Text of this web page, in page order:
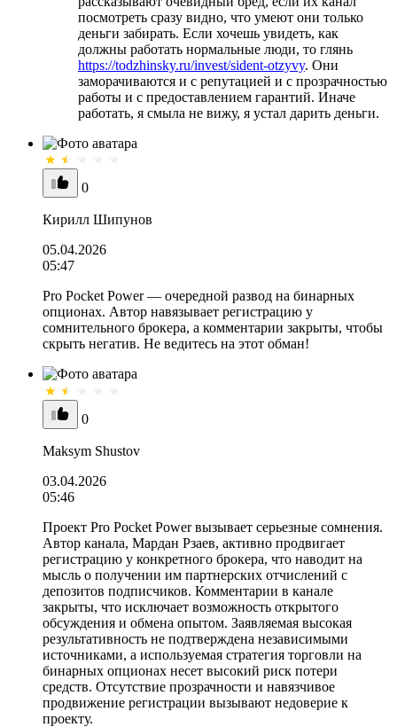
посмотреть сразу видно, что умеют они только
деньги забирать. Если хочешь увидеть, как
должны работать нормальные люди, то глянь
https://todzhinsky.ru/invest/sident-otzyvy. Они
заморачиваются и с репутацией и с прозрачностью
работы и с предоставлением гарантий. Иначе
работать, я смыла не вижу, я устал дарить деньги.
0
Кирилл Шипунов
05.04.2026
05:47
Pro Pocket Power — очередной развод на бинарных
опционах. Автор навязывает регистрацию у
сомнительного брокера, а комментарии закрыты, чтобы
скрыть негатив. Не ведитесь на этот обман!
0
Maksym Shustov
03.04.2026
05:46
Проект Pro Pocket Power вызывает серьезные сомнения.
Автор канала, Мардан Рзаев, активно продвигает
регистрацию у конкретного брокера, что наводит на
мысль о получении им партнерских отчислений с
депозитов подписчиков. Комментарии в канале
закрыты, что исключает возможность открытого
обсуждения и обмена опытом. Заявляемая высокая
результативность не подтверждена независимыми
источниками, а используемая стратегия торговли на
бинарных опционах несет высокий риск потери
средств. Отсутствие прозрачности и навязчивое
продвижение регистрации вызывают недоверие к
проекту.